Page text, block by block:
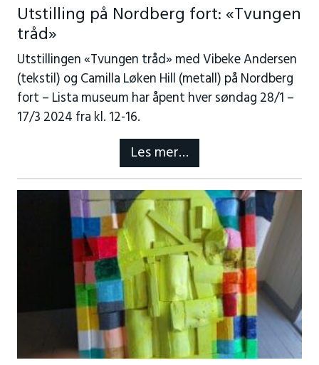
Utstilling på Nordberg fort: «Tvungen
tråd»
Utstillingen «Tvungen tråd» med Vibeke Andersen
(tekstil) og Camilla Løken Hill (metall) på Nordberg
fort – Lista museum har åpent hver søndag 28/1 –
17/3 2024 fra kl. 12-16.
Les mer…